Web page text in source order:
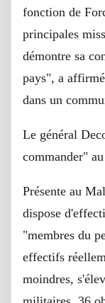
fonction de
principales
démontre sa
pays", a
dans un
Le général
commander"
Présente au
dispose
"membres du
effectifs
moindres,